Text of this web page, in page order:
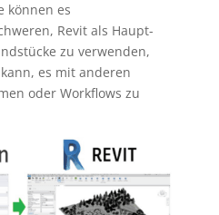
können es
Revit als Haupt-
zu verwenden,
es mit anderen
oder Workflows zu